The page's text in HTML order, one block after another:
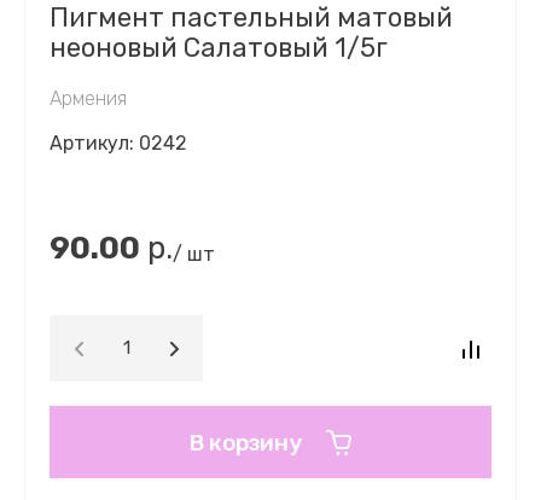
Пигмент пастельный матовый
неоновый Салатовый 1/5г
Армения
Артикул: 0242
90.00 р./ шт
В корзину